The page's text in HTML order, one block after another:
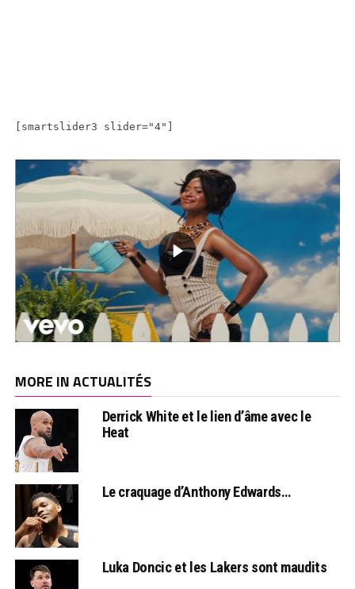
[smartslider3 slider="4"]
MORE IN ACTUALITÉS
Derrick White et le lien d’âme avec le
Heat
Le craquage d’Anthony Edwards…
Luka Doncic et les Lakers sont maudits